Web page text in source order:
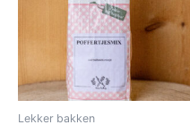
Lekker bakken